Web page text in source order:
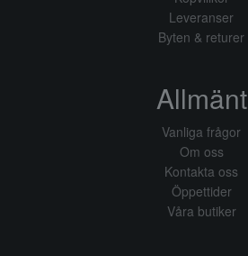
Leveranser
Byten & returer
Allmänt
Vanliga frågor
Om oss
Kontakta oss
Öppettider
Våra butiker